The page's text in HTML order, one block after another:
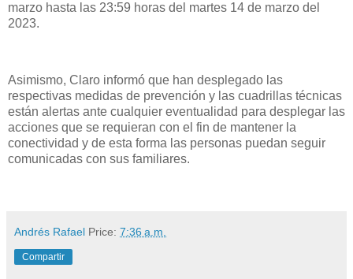
marzo hasta las 23:59 horas del martes 14 de marzo del
2023.
Asimismo, Claro informó que han desplegado las
respectivas medidas de prevención y las cuadrillas técnicas
están alertas ante cualquier eventualidad para desplegar las
acciones que se requieran con el fin de mantener la
conectividad y de esta forma las personas puedan seguir
comunicadas con sus familiares.
Andrés Rafael Price: 7:36 a.m.
Compartir